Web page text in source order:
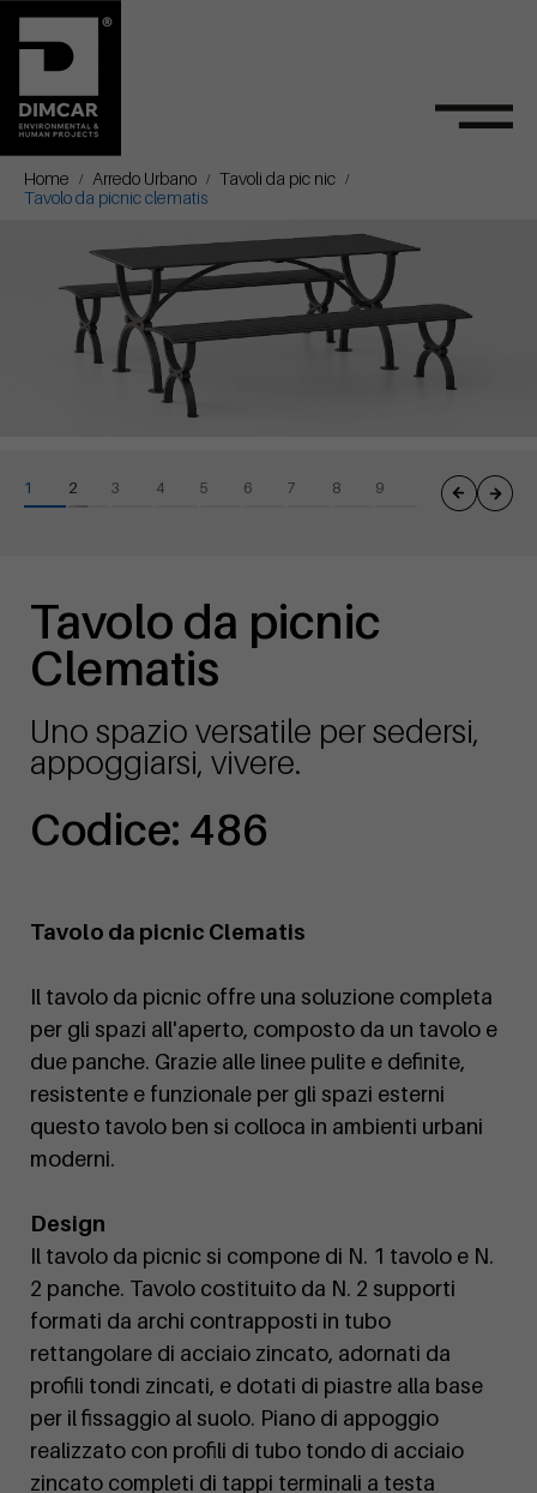
Home Arredo Urbano
Tavoli da pic nic
Tavolo da picnic clematis
Tavolo da picnic
Clematis
Uno spazio versatile per sedersi,
appoggiarsi, vivere.
Codice: 486
Tavolo da picnic Clematis
Il tavolo da picnic offre una soluzione completa
per gli spazi all'aperto, composto da un tavolo e
due panche. Grazie alle linee pulite e definite,
resistente e funzionale per gli spazi esterni
questo tavolo ben si colloca in ambienti urbani
moderni.
Design
Il tavolo da picnic si compone di N. 1 tavolo e N.
2 panche. Tavolo costituito da N. 2 supporti
formati da archi contrapposti in tubo
rettangolare di acciaio zincato, adornati da
profili tondi zincati, e dotati di piastre alla base
per il fissaggio al suolo. Piano di appoggio
realizzato con profili di tubo tondo di acciaio
zincato completi di tappi terminali a testa